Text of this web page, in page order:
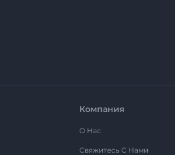
Компания
О Нас
Свяжитесь С Нами